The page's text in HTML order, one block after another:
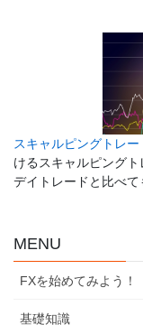
スキャルピングトレー
けるスキャルピング
デイトレードと比べて
MENU
FXを始めてみよう！
基礎知識